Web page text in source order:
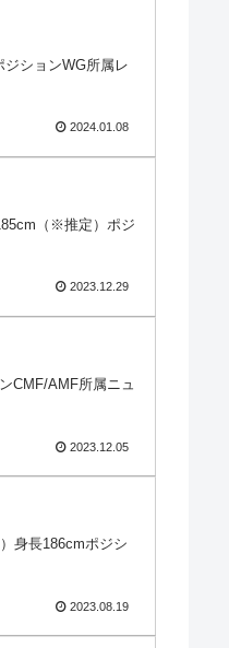
ションWG所属レ
2024.01.08
（※推定）ポジ
2023.12.29
CMF/AMF所属ニュ
2023.12.05
身長186cmポジシ
2023.08.19